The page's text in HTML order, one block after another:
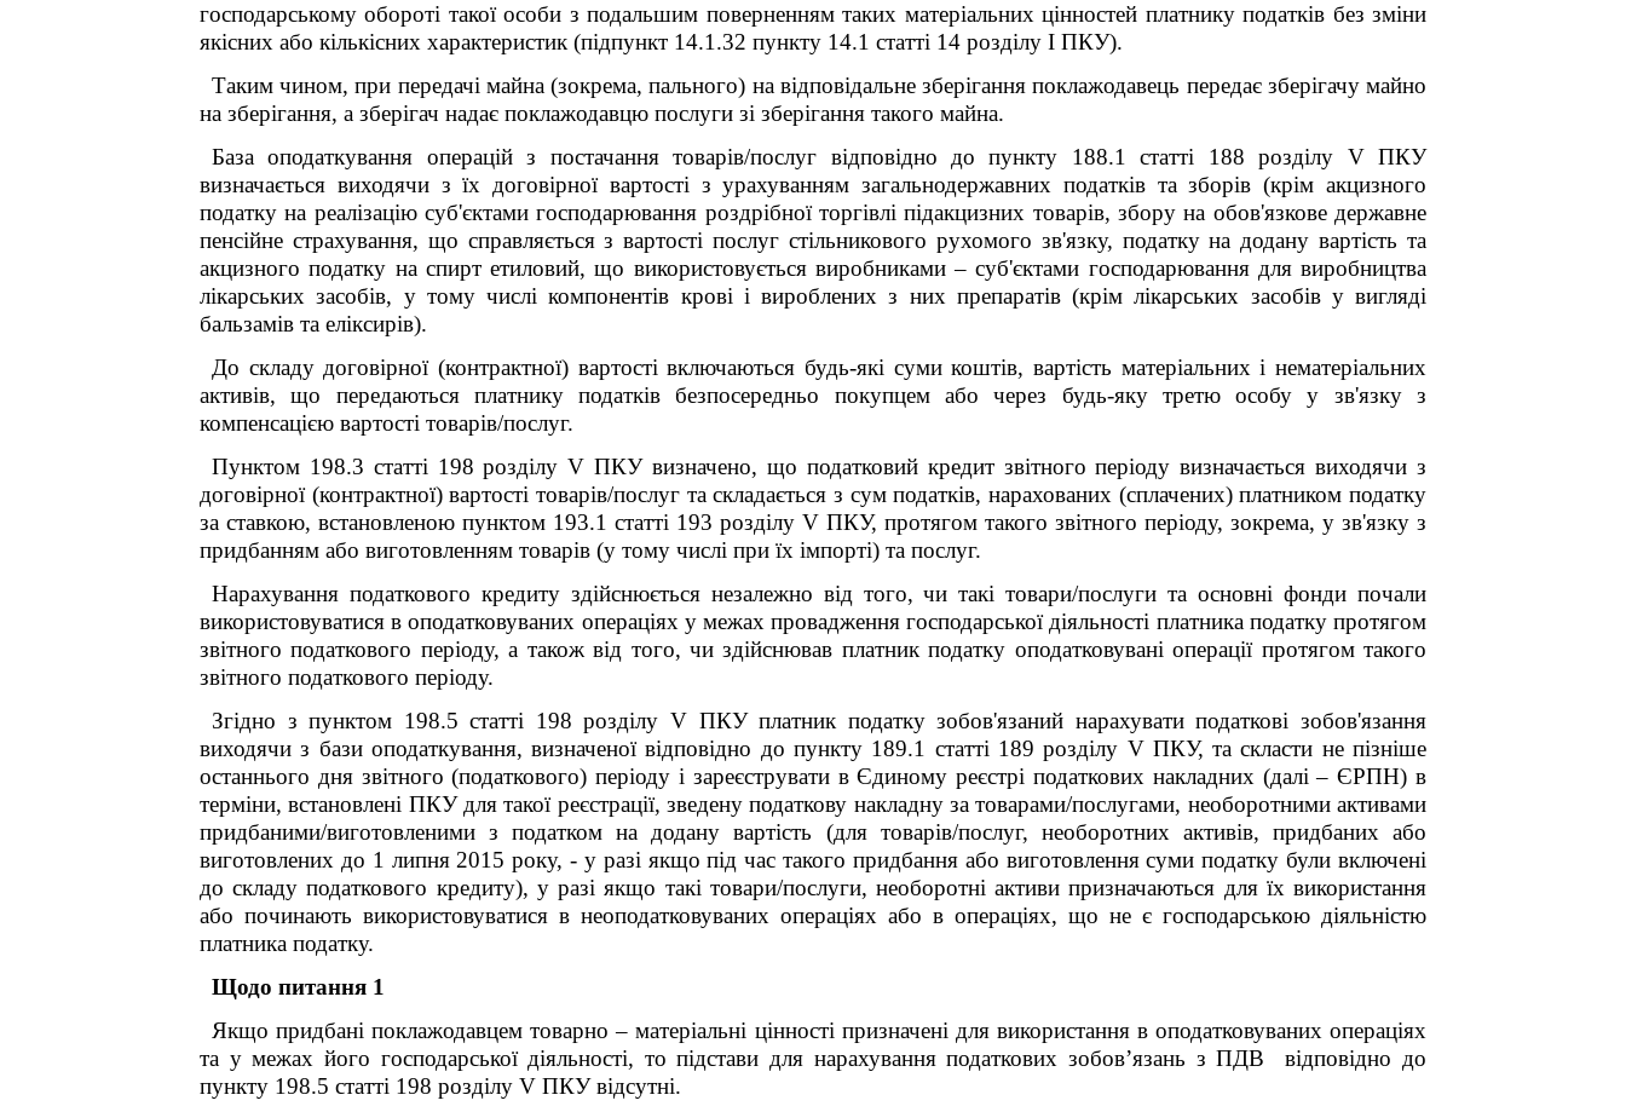
господарському обороті такої особи з подальшим поверненням таких матеріальних цінностей платнику податків без зміни
якісних або кількісних характеристик (підпункт 14.1.32 пункту 14.1 статті 14 розділу I ПКУ).
Таким чином, при передачі майна (зокрема, пального) на відповідальне зберігання поклажодавець передає зберігачу майно
на зберігання, а зберігач надає поклажодавцю послуги зі зберігання такого майна.
База оподаткування операцій з постачання товарів/послуг відповідно до пункту 188.1 статті 188 розділу V ПКУ
визначається виходячи з їх договірної вартості з урахуванням загальнодержавних податків та зборів (крім акцизного
податку на реалізацію суб'єктами господарювання роздрібної торгівлі підакцизних товарів, збору на обов'язкове державне
пенсійне страхування, що справляється з вартості послуг стільникового рухомого зв'язку, податку на додану вартість та
акцизного податку на спирт етиловий, що використовується виробниками – суб'єктами господарювання для виробництва
лікарських засобів, у тому числі компонентів крові і вироблених з них препаратів (крім лікарських засобів у вигляді
бальзамів та еліксирів).
До складу договірної (контрактної) вартості включаються будь-які суми коштів, вартість матеріальних і нематеріальних
активів, що передаються платнику податків безпосередньо покупцем або через будь-яку третю особу у зв'язку з
компенсацією вартості товарів/послуг.
Пунктом 198.3 статті 198 розділуV ПКУ визначено, що податковий кредит звітного періоду визначається виходячи з
договірної (контрактної) вартості товарів/послуг та складається з сум податків, нарахованих (сплачених) платником податку
за ставкою, встановленою пунктом 193.1 статті 193 розділу V ПКУ, протягом такого звітного періоду, зокрема, у зв'язку з
придбанням або виготовленням товарів (у тому числі при їх імпорті) та послуг.
Нарахування податкового кредиту здійснюється незалежно від того, чи такі товари/послуги та основні фонди почали
використовуватися в оподатковуваних операціях у межах провадження господарської діяльності платника податку протягом
звітного податкового періоду, а також від того, чи здійснював платник податку оподатковувані операції протягом такого
звітного податкового періоду.
Згідно з пунктом 198.5 статті 198 розділу V ПКУ платник податку зобов'язаний нарахувати податкові зобов'язання
виходячи з бази оподаткування, визначеної відповідно до пункту 189.1 статті 189розділу V ПКУ, та скласти не пізніше
останнього дня звітного (податкового) періоду і зареєструвати в Єдиному реєстрі податкових накладних (далі – ЄРПН) в
терміни, встановлені ПКУ для такої реєстрації, зведену податкову накладну за товарами/послугами, необоротними активами
придбаними/виготовленими з податком на додану вартість (для товарів/послуг, необоротних активів, придбаних або
виготовлених до 1 липня 2015 року, - у разі якщо під час такого придбання або виготовлення суми податку були включені
до складу податкового кредиту), у разі якщо такі товари/послуги, необоротні активи призначаються для їх використання
або починають використовуватися в неоподатковуваних операціях або в операціях, що не є господарською діяльністю
платника податку.
Щодо питання 1
Якщо придбані поклажодавцем товарно – матеріальні цінності призначені для використання в оподатковуваних операціях
та у межах його господарської діяльності, то підстави для нарахування податкових зобов’язань з ПДВ відповідно до
пункту 198.5 статті 198 розділу V ПКУ відсутні.